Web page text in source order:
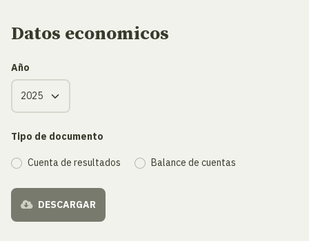
Datos economicos
Año
Tipo de documento
Cuenta de resultados Balance de cuentas
DESCARGAR